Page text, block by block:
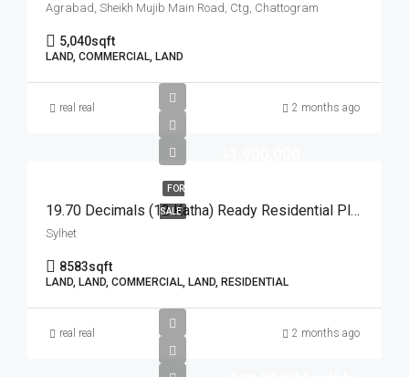
Agrabad, Sheikh Mujib Main Road, Ctg, Chattogram
5,040sqft
LAND, COMMERCIAL, LAND
real real 2 months ago
FOR
SALE 19.70 Decimals (12 Katha) Ready Residential Plot For Urgent Sale At Golapganj, Sylhet | সিলেটের গোলাপগঞ্জে বাড়ি তৈরির জন্য ১৯.৭০ শতাংশের ১০০% উঁচু ও রেডি আবাসিক প্লট জরুরি বিক্রয়
Sylhet
8583sqft
LAND, LAND, COMMERCIAL, LAND, RESIDENTIAL
real real 2 months ago